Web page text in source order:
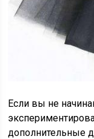
Если вы не
дополнительные